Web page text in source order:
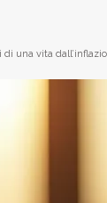
una vita